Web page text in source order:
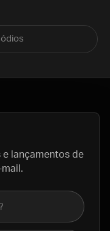
e lançamentos de